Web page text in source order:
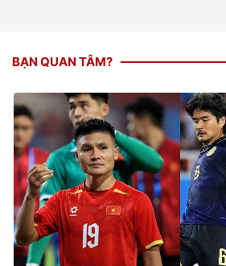
BẠN QUAN TÂM?